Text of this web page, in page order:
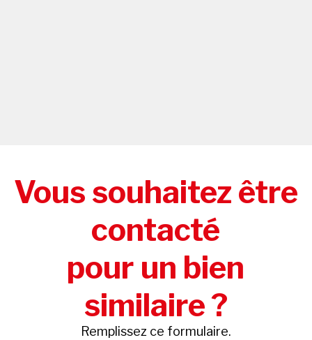
Vous souhaitez être
contacté
pour un bien
similaire ?
Remplissez ce formulaire.